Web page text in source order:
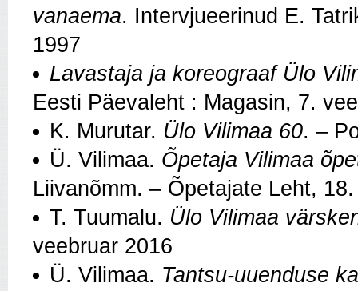
vanaema. Intervjueerinud E.
1997
Lavastaja ja koreograaf Ülo
Eesti Päevaleht : Magasin, 7.
K. Murutar. Ülo Vilimaa 60. –
Ü. Vilimaa. Õpetaja Vilimaa
Liivanõmm. – Õpetajate Leht,
T. Tuumalu. Ülo Vilimaa
veebruar 2016
Ü. Vilimaa. Tantsu-uuenduse